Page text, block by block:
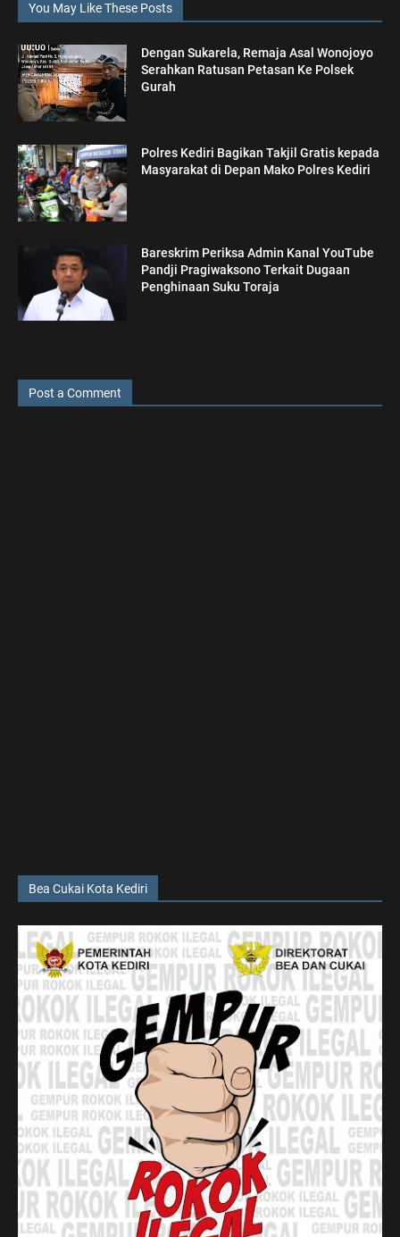
You May Like These Posts
Dengan Sukarela, Remaja Asal Wonojoyo
Serahkan Ratusan Petasan Ke Polsek
Gurah
Polres Kediri Bagikan Takjil Gratis kepada
Masyarakat di Depan Mako Polres Kediri
Bareskrim Periksa Admin Kanal YouTube
Pandji Pragiwaksono Terkait Dugaan
Penghinaan Suku Toraja
Post a Comment
Bea Cukai Kota Kediri